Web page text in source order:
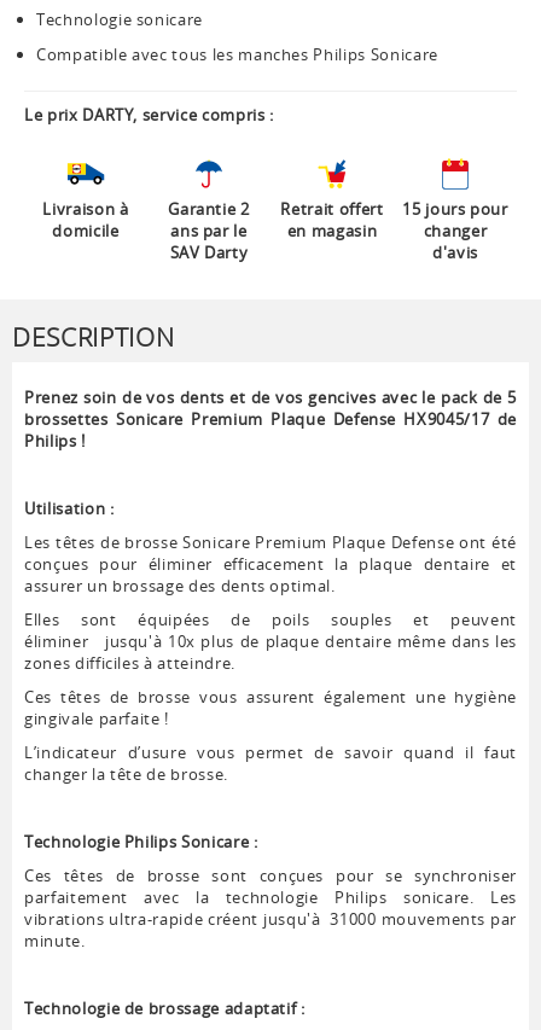
Technologie sonicare
Compatible avec tous les manches Philips Sonicare
Le prix DARTY, service compris :
Livraison à
domicile
Garantie 2
ans par le
SAV Darty
Retrait offert
en magasin
15 jours pour
changer
d'avis
DESCRIPTION
Prenez soin de vos dents et de vos gencives avec le pack de 5
brossettes Sonicare Premium Plaque Defense HX9045/17 de
Philips !
Utilisation :
Les têtes de brosse Sonicare Premium Plaque Defense ont été
conçues pour éliminer efficacement la plaque dentaire et
assurer un brossage des dents optimal.
Elles sont équipées de poils souples et peuvent
éliminer jusqu'à 10x plus de plaque dentaire même dans les
zones difficiles à atteindre.
Ces têtes de brosse vous assurent également une hygiène
gingivale parfaite !
L’indicateur d’usure vous permet de savoir quand il faut
changer la tête de brosse.
Technologie Philips Sonicare :
Ces têtes de brosse sont conçues pour se synchroniser
parfaitement avec la technologie Philips sonicare. Les
vibrations ultra-rapide créent jusqu'à 31000 mouvements par
minute.
Technologie de brossage adaptatif :